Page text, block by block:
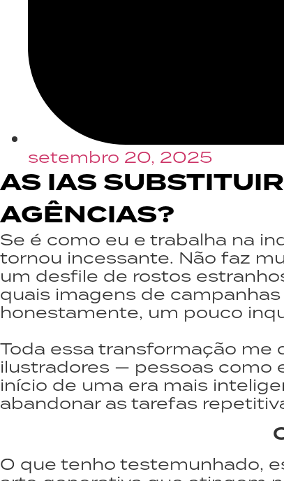
setembro 20, 2025
AS IAS
AGÊNCIAS?
Se é como eu e trabalha na
tornou incessante. Não faz
um desfile de rostos
quais imagens de
honestamente, um pouco
Toda essa transformação me
ilustradores — pessoas como
início de uma era mais
abandonar as tarefas
O que tenho testemunhado,